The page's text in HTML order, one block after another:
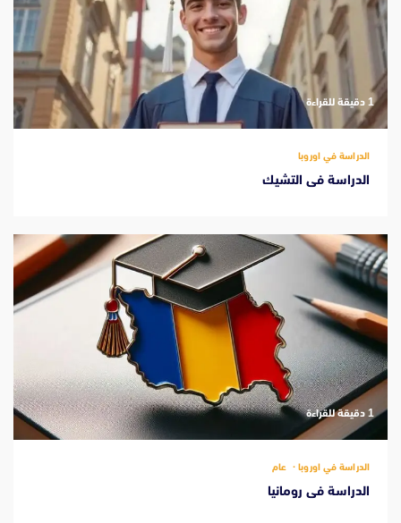
‫1 دقيقة للقراءة
الدراسة في اوروبا
الدراسة فى التشيك
‫1 دقيقة للقراءة
الدراسة في اوروبا عام
الدراسة فى رومانيا